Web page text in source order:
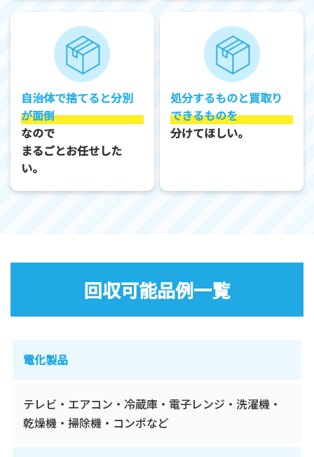
自治体で捨てると分別
が面倒
なので
まるごとお任せした
い。
処分するものと買取り
できるものを
分けてほしい。
回収可能品例一覧
電化製品
テレビ・エアコン・冷蔵庫・電子レンジ・洗濯機・
乾燥機・掃除機・コンポなど